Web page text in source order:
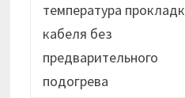
температура
кабеля без
предварительного
подогрева